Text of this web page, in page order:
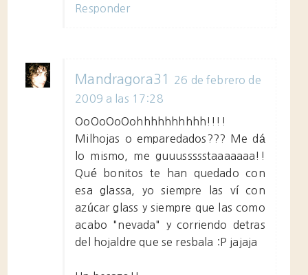
Responder
Mandragora31
26 de febrero de
2009 a las 17:28
OoOoOoOohhhhhhhhhh!!!!
Milhojas o emparedados??? Me dá
lo mismo, me guuussssstaaaaaaa!!
Qué bonitos te han quedado con
esa glassa, yo siempre las ví con
azúcar glass y siempre que las como
acabo "nevada" y corriendo detras
del hojaldre que se resbala :P jajaja